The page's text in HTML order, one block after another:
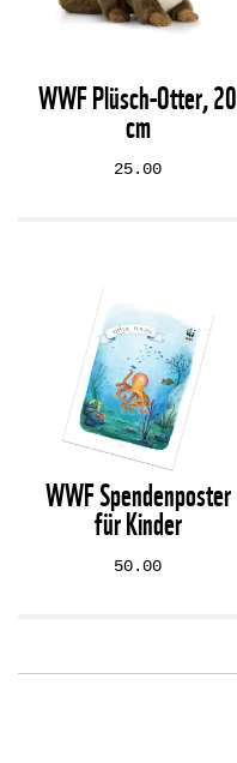
WWF Plüsch-Otter, 20
cm
25.00
WWF Spendenposter
für Kinder
50.00